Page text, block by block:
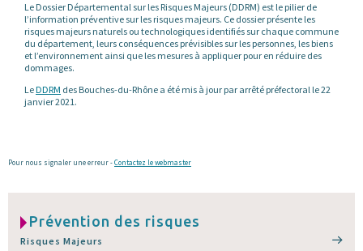
Le Dossier Départemental sur les Risques Majeurs (DDRM) est le pilier de
l’information préventive sur les risques majeurs. Ce dossier présente les
risques majeurs naturels ou technologiques identifiés sur chaque commune
du département, leurs conséquences prévisibles sur les personnes, les biens
et l’environnement ainsi que les mesures à appliquer pour en réduire des
dommages.
LeDDRM des Bouches-du-Rhône a été mis à jour par arrêté préfectoral le 22
janvier 2021.
Pour nous signaler une erreur -Contactez le webmaster
Prévention des risques
Risques Majeurs